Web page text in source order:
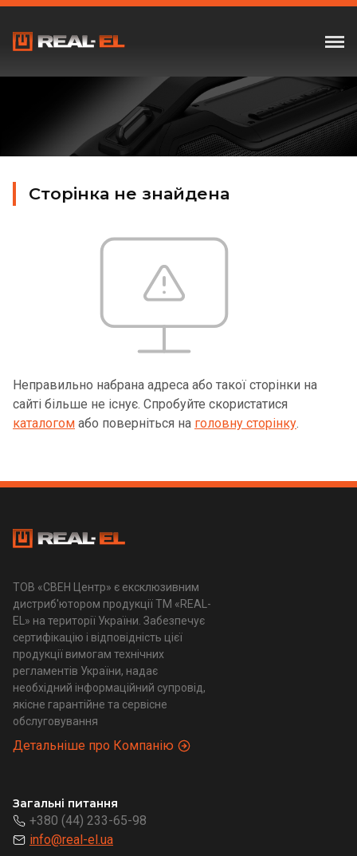
Сторінка не знайдена
Неправильно набрана адреса або такої сторінки на
сайті більше не існує. Спробуйте скористатися
каталогом або поверніться на головну сторінку.
ТОВ «СВЕН Центр» є ексклюзивним
дистриб'ютором продукції ТМ «REAL-
EL» на території України. Забезпечує
сертифікацію і відповідність цієї
продукції вимогам технічних
регламентів України, надає
необхідний інформаційний супровід,
якісне гарантійне та сервісне
обслуговування
Детальніше про Компанію
Загальні питання
+380 (44) 233-65-98
info@real-el.ua